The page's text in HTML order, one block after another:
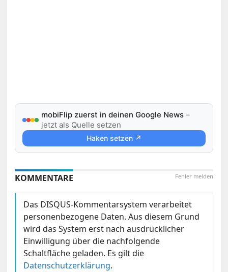
mobiFlip zuerst in deinen Google News –
jetzt als Quelle setzen
Haken setzen ↗
Fehler melden
KOMMENTARE
Das DISQUS-Kommentarsystem verarbeitet
personenbezogene Daten. Aus diesem Grund
wird das System erst nach ausdrücklicher
Einwilligung über die nachfolgende
Schaltfläche geladen. Es gilt die
Datenschutzerklärung.